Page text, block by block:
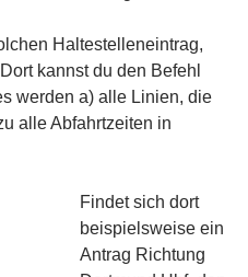
Haltestelleneintrag,
kannst du den Befehl
werden a) alle Linien, die
alle Abfahrtzeiten in
Findet sich dort
beispielsweise ein
Antrag Richtung